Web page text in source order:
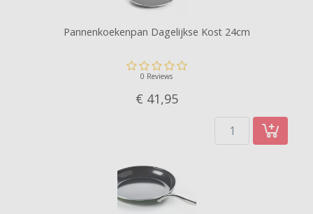
Pannenkoekenpan Dagelijkse Kost 24cm
0 Reviews
€ 41,95